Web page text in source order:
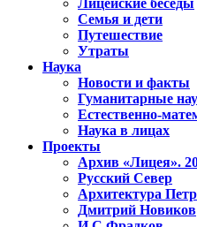
Лицейские беседы
Семья и дети
Путешествие
Утраты
Наука
Новости и факты
Гуманитарные
Естественно-
Наука в лицах
Проекты
Архив «Лицея».
Русский Север
Архитектура
Дмитрий Новиков